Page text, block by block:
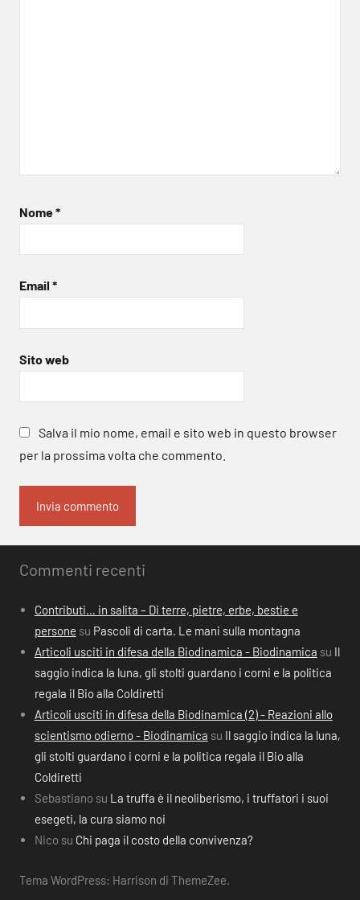
Nome*
Email *
Sito web
Salva il mio nome, email e sito web in questo browser
per la prossima volta che commento.
Commenti recenti
Contributi… in salita – Di terre, pietre, erbe, bestie e
persone su Pascoli di carta. Le mani sulla montagna
Articoli usciti in difesa della Biodinamica - Biodinamica su Il
saggio indica la luna, gli stolti guardano i corni e la politica
regala il Bio alla Coldiretti
Articoli usciti in difesa della Biodinamica (2) - Reazioni allo
scientismo odierno - Biodinamica su Il saggio indica la luna,
gli stolti guardano i corni e la politica regala il Bio alla
Coldiretti
Sebastiano su La truffa è il neoliberismo, i truffatori i suoi
esegeti, la cura siamo noi
Nico su Chi paga il costo della convivenza?
Tema WordPress: Harrison di ThemeZee.